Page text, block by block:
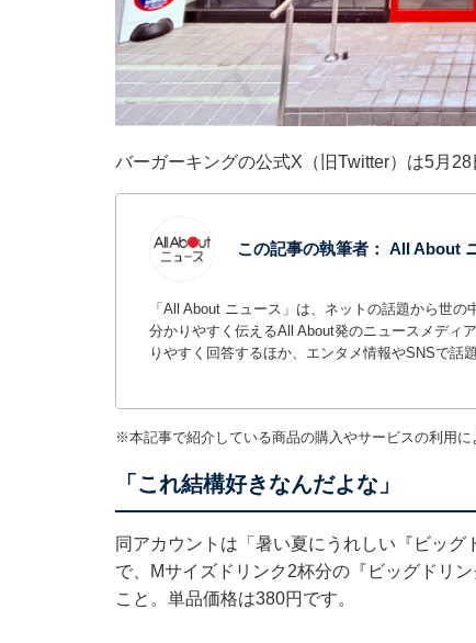
バーガーキングの公式X（旧Twitter）は5月28
この記事の執筆者： All About
「All About ニュース」は、ネットの話題から世
分かりやすく伝えるAll About発のニュースメディ
りやすく回答するほか、エンタメ情報やSNSで話
※本記事で紹介している商品の購入やサービスの利用
「これ結構好きなんだよな」
同アカウントは「暑い夏にうれしい『ビッ
で、Mサイズドリンク2杯分の『ビッグドリ
こと。単品価格は380円です。